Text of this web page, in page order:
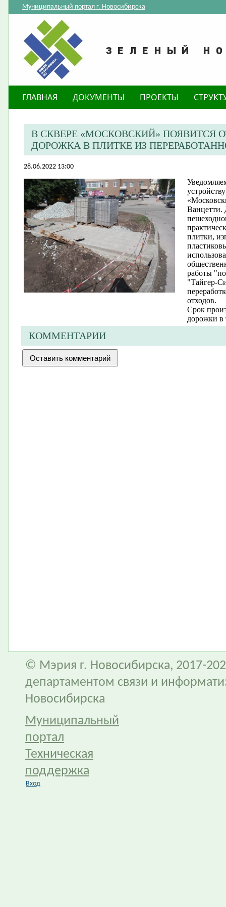
Муниципальный портал г. Новосибирска
ГЛАВНАЯ ДОКУМЕНТЫ ПРОЕКТЫ
В СКВЕРЕ «МОСКОВСКИЙ» ПОЯВИТСЯ
ДОРОЖКА В ПЛИТКЕ ИЗ
28.06.2022 13:00
Ванцетти.
плитки,
работы
"Тайгер-
отходов.
Срок
дорожки в
КОММЕНТАРИИ
© Мэрия г. Новосибирска, 2017-
департаментом связи и
Новосибирска
Муниципальный
портал
Техническая
поддержка
Вход